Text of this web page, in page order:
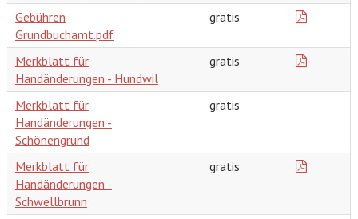
Gebühren
Grundbuchamt.pdf
gratis
Merkblatt für
Handänderungen - Hundwil
gratis
Merkblatt für
Handänderungen -
Schönengrund
gratis
Merkblatt für
Handänderungen -
Schwellbrunn
gratis